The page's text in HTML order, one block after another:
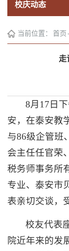
校庆动态
当前位置： 首页
走
8月17日
安，在泰安教
与86级企管班
会主任任官荣
税务师事务所
专业、泰安市
表亲切交谈，
校友代表
院近年来的发